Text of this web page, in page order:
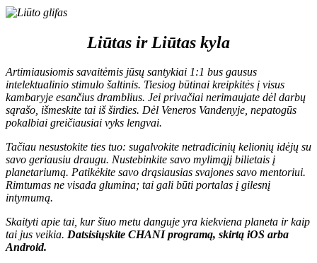
Liūtas ir Liūtas kyla
Artimiausiomis savaitėmis jūsų santykiai 1:1 bus gausus
intelektualinio stimulo šaltinis. Tiesiog būtinai kreipkitės į visus
kambaryje esančius dramblius. Jei privačiai nerimaujate dėl darbų
sąrašo, išmeskite tai iš širdies. Dėl Veneros Vandenyje, nepatogūs
pokalbiai greičiausiai vyks lengvai.
Tačiau nesustokite ties tuo: sugalvokite netradicinių kelionių idėjų su
savo geriausiu draugu. Nustebinkite savo mylimąjį bilietais į
planetariumą. Patikėkite savo drąsiausias svajones savo mentoriui.
Rimtumas ne visada glumina; tai gali būti portalas į gilesnį
intymumą.
Skaityti apie tai, kur šiuo metu danguje yra kiekviena planeta ir kaip
tai jus veikia. Datsisiųskite CHANI programą, skirtą iOS arba
Android.